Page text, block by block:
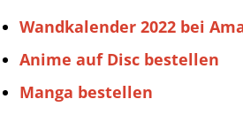
Wandkalender 2022 bei
Anime auf Disc bestellen
Manga bestellen